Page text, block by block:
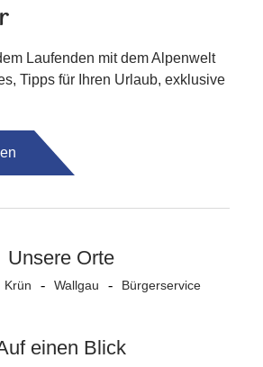
Laufenden mit dem Alpenwelt
Tipps für Ihren Urlaub, exklusive
Unsere Orte
Krün Wallgau Bürgerservice
einen Blick